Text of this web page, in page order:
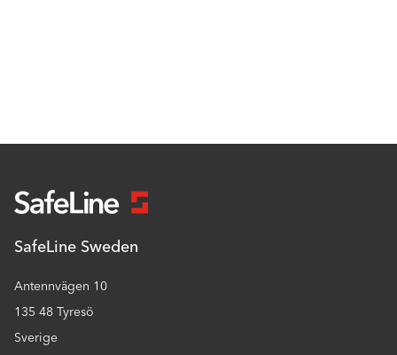
SafeLine Sweden
Antennvägen 10
135 48 Tyresö
Sverige